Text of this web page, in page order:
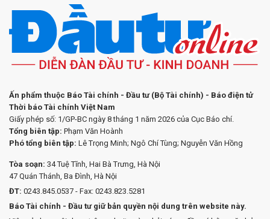
Ấn phẩm thuộc Báo Tài chính - Đầu tư (Bộ Tài chính) - Báo điện tử
Thời báo Tài chính Việt Nam
Giấy phép số: 1/GP-BC ngày 8 tháng 1 năm 2026 của Cục Báo chí.
Tổng biên tập: Phạm Văn Hoành
Phó tổng biên tập: Lê Trọng Minh; Ngô Chí Tùng; Nguyễn Văn Hồng
Tòa soạn: 34 Tuệ Tĩnh, Hai Bà Trưng, Hà Nội
47 Quán Thánh, Ba Đình, Hà Nội
ĐT: 0243.845.0537 - Fax: 0243.823.5281
Báo Tài chính - Đầu tư giữ bản quyền nội dung trên website này.